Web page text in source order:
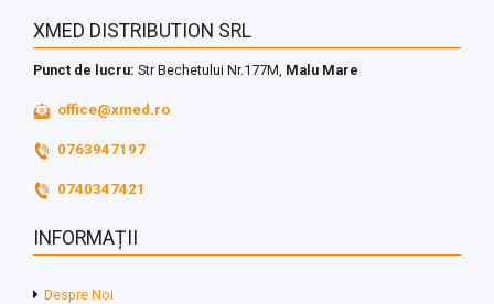
XMED DISTRIBUTION SRL
Punct de lucru: Str Bechetului Nr.177M, Malu Mare
office@xmed.ro
0763947197
0740347421
INFORMAȚII
Despre Noi